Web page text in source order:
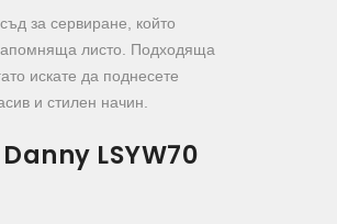
за сервиране, който
листо. Подходяща
искате да поднесете
и стилен начин.
LSYW70